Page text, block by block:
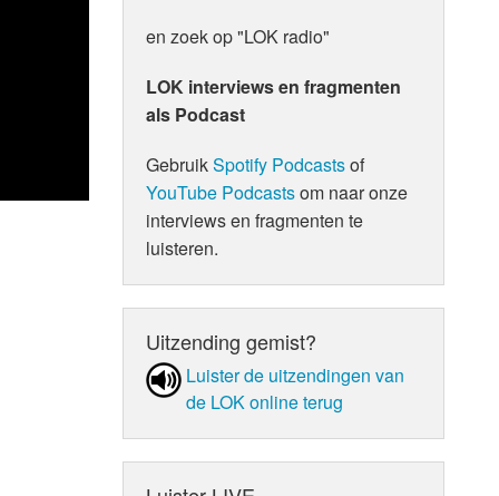
en zoek op "LOK radio"
LOK interviews en fragmenten
als Podcast
GebruikSpotify Podcastsof
YouTube Podcastsom naar onze
interviews en fragmenten te
luisteren.
Uitzending gemist?
Luister de uit­zen­din­gen van
de LOK online terug